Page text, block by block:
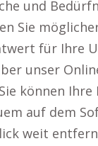
und
Sie
für Ihre
unser
können
auf dem
weit